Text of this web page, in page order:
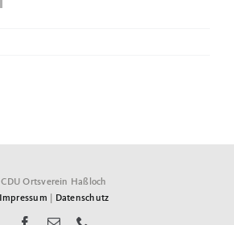
CDU Ortsverein Haßloch
Impressum
Datenschutz